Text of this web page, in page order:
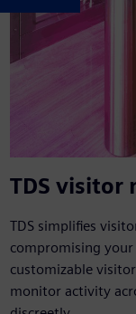
TDS visitor
TDS simplifies
compromising
customizable
monitor activity